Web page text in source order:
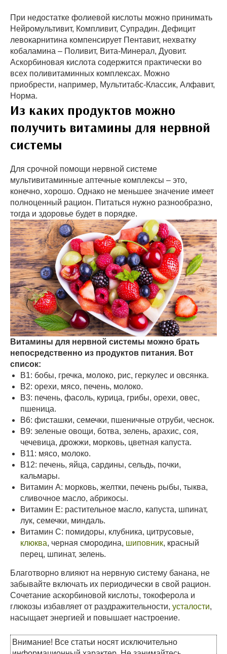
При недостатке фолиевой кислоты можно принимать
Нейромультивит, Компливит, Супрадин. Дефицит
левокарнитина компенсирует Пентавит, нехватку
кобаламина – Поливит, Вита-Минерал, Дуовит.
Аскорбиновая кислота содержится практически во
всех поливитаминных комплексах. Можно
приобрести, например, Мультитабс-Классик, Алфавит,
Норма.
Из каких продуктов можно
получить витамины для нервной
системы
Для срочной помощи нервной системе
мультивитаминные аптечные комплексы – это,
конечно, хорошо. Однако не меньшее значение имеет
полноценный рацион. Питаться нужно разнообразно,
тогда и здоровье будет в порядке.
Витамины для нервной системы можно брать
непосредственно из продуктов питания. Вот
список:
В1: бобы, гречка, молоко, рис, геркулес и овсянка.
В2: орехи, мясо, печень, молоко.
В3: печень, фасоль, курица, грибы, орехи, овес,
пшеница.
В6: фисташки, семечки, пшеничные отруби, чеснок.
В9: зеленые овощи, ботва, зелень, арахис, соя,
чечевица, дрожжи, морковь, цветная капуста.
В11: мясо, молоко.
В12: печень, яйца, сардины, сельдь, почки,
кальмары.
Витамин А: морковь, желтки, печень рыбы, тыква,
сливочное масло, абрикосы.
Витамин Е: растительное масло, капуста, шпинат,
лук, семечки, миндаль.
Витамин С: помидоры, клубника, цитрусовые,
клюква, черная смородина, шиповник, красный
перец, шпинат, зелень.
Благотворно влияют на нервную систему банана, не
забывайте включать их периодически в свой рацион.
Сочетание аскорбиновой кислоты, токоферола и
глюкозы избавляет от раздражительности, усталости,
насыщает энергией и повышает настроение.
Внимание! Все статьи носят исключительно